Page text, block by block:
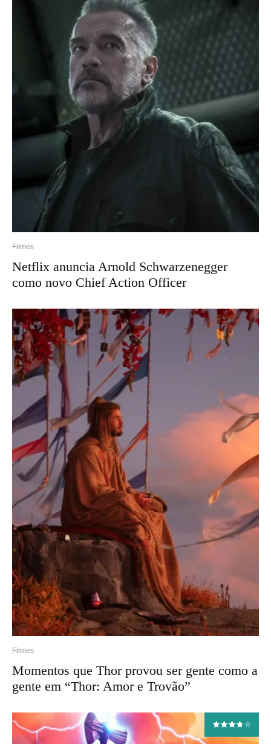
Filmes
Netflix anuncia Arnold Schwarzenegger
como novo Chief Action Officer
Filmes
Momentos que Thor provou ser gente como a
gente em “Thor: Amor e Trovão”